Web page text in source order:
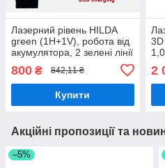
Лазерний рівень HILDA
green (1H+1V), робота від
акумулятора, 2 зелені лінії
800 ₴ 842,11 ₴
Купити
2
Акційні пропозиції та
–5%